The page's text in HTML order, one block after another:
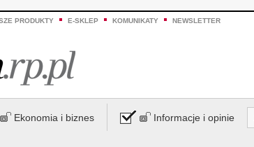
PRODUKTY E-SKLEP KOMUNIKATY NEWSLETTER
Ekonomia i biznes Informacje i opinie